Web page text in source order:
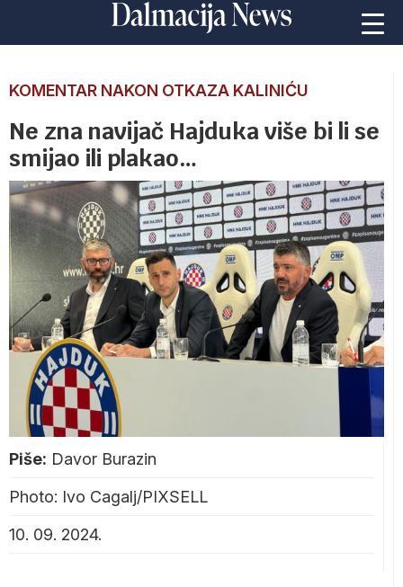
KOMENTAR NAKON OTKAZA KALINIĆU
Ne zna navijač Hajduka više bi li se
smijao ili plakao…
Piše: Davor Burazin
Photo: Ivo Cagalj/PIXSELL
10. 09. 2024.